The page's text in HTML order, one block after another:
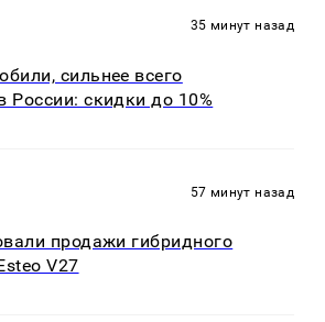
35 минут назад
сильнее всего
России: скидки до 10%
57 минут назад
продажи гибридного
V27